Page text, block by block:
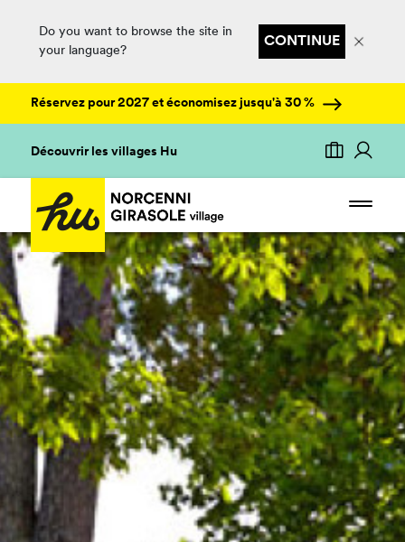
Do you want to browse the site in
your language?
CONTINUE
Réservez pour 2027 et économisez jusqu'à 30 %
Découvrir les villages Hu